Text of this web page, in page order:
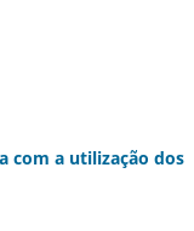
com a utilização dos